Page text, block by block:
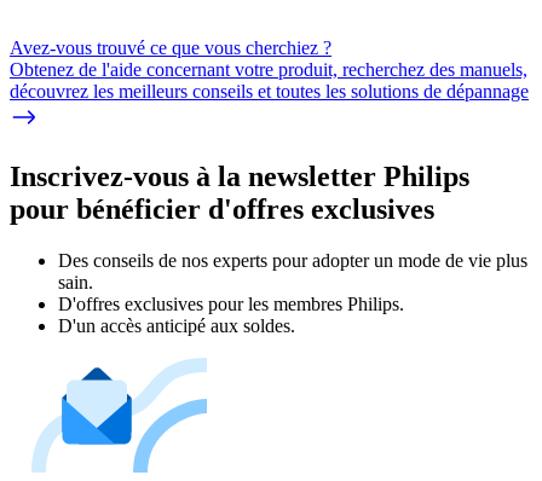
Avez-vous trouvé ce que vous cherchiez ?
Obtenez de l'aide concernant votre produit, recherchez des manuels,
découvrez les meilleurs conseils et toutes les solutions de dépannage
Inscrivez-vous à la newsletter Philips
pour bénéficier d'offres exclusives
Des conseils de nos experts pour adopter un mode de vie plus
sain.
D'offres exclusives pour les membres Philips.
D'un accès anticipé aux soldes.